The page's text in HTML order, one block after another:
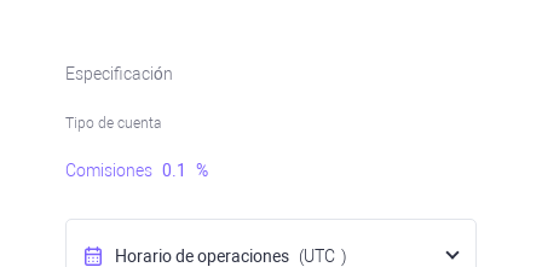
Especificación
Tipo de cuenta
Comisiones 0.1 %
Horario de operaciones (UTC )